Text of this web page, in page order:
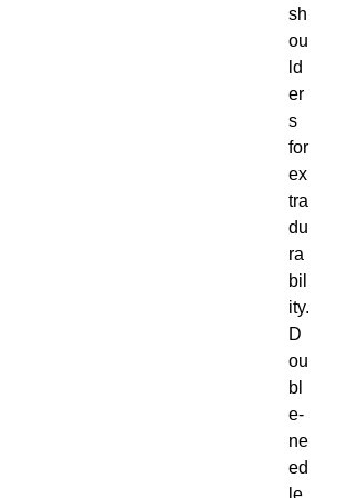
sh
ou
ld
er
s
for
ex
tra
du
ra
bil
ity.
D
ou
bl
e-
ne
ed
le